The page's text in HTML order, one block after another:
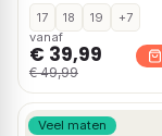
17 18 19
+7
vanaf
€ 39,99
€ 49,99
Veel maten